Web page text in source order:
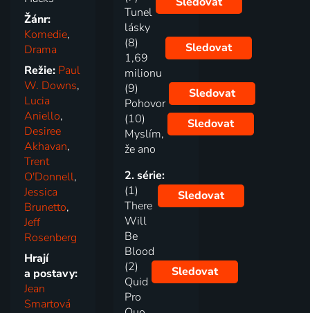
Žánr:
Komedie,
Drama
Režie: Paul
W. Downs,
Lucia
Aniello,
Desiree
Akhavan,
Trent
O'Donnell,
Jessica
Brunetto,
Jeff
Rosenberg
Hrají
a postavy:
Jean
Smartová
Tunel
lásky
(8)
1,69
milionu
Sledovat
(9)
Pohovor
Sledovat
(10)
Myslím,
že ano
Sledovat
2. série:
(1)
There
Will
Be
Blood
Sledovat
(2)
Quid
Pro
Sledovat